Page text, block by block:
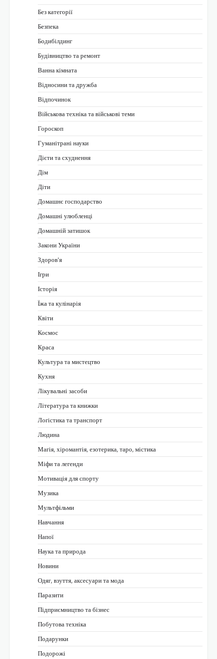
Без категорії
Безпека
Бодибілдинг
Будівництво та ремонт
Ванна кімната
Відносини та дружба
Відпочинок
Військова техніка та військові теми
Гороскоп
Гуманітрані науки
Дієти та схуднення
Дім
Діти
Домашнє господарство
Домашні улюбленці
Домашній затишок
Закони України
Здоров'я
Ігри
Історія
Їжа та кулінарія
Квіти
Космос
Краса
Культура та мистецтво
Кухня
Лікувальні засоби
Література та книжки
Логістика та транспорт
Людина
Магія, хіромантія, езотерика, таро, містика
Міфи та легенди
Мотивація для спорту
Музика
Мультфільми
Навчання
Напої
Наука та природа
Новини
Одяг, взуття, аксесуари та мода
Паразити
Підприємництво та бізнес
Побутова техніка
Подарунки
Подорожі